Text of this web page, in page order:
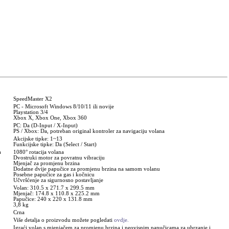
SpeedMaster X2
PC - Microsoft Windows 8/10/11 ili novije
Playstation 3/4
Xbox X, Xbox One, Xbox 360
PC: Da (D-Input / X-Input)
PS / Xbox: Da, potreban original kontroler za navigaciju volana
Akcijske tipke: 1~13
Funkcijske tipke: Da (Select / Start)
1080° rotacija volana
Dvostruki motor za povratnu vibraciju
Mjenjač za promjenu brzina
Dodatne dvije papučice za promjenu brzina na samom volanu
Posebne papučice za gas i kočnicu
Učvršćenje za sigurnosno postavljanje
Volan: 310.5 x 271.7 x 299.5 mm
Mjenjač: 174.8 x 110.8 x 225.2 mm
Papučice: 240 x 220 x 131.8 mm
3,8 kg
Crna
Više detalja o proizvodu možete pogledati ovdje.
Igraći volan s mjenjačem za promjenu brzina i neovisnim papučicama za ubrzanje i